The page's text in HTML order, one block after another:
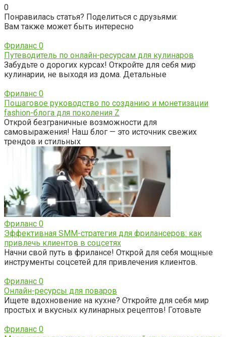
0
Понравилась статья? Поделиться с друзьями:
Вам также может быть интересно
Фриланс 0
Путеводитель по онлайн-ресурсам для кулинаров
Забудьте о дорогих курсах! Откройте для себя мир
кулинарии, не выходя из дома. Детальные
Фриланс 0
Пошаговое руководство по созданию и монетизации
fashion-блога для поколения Z
Открой безграничные возможности для
самовыражения! Наш блог — это источник свежих
трендов и стильных
Фриланс 0
Эффективная SMM-стратегия для фрилансеров: как
привлечь клиентов в соцсетях
Начни свой путь в фрилансе! Открой для себя мощные
инструменты соцсетей для привлечения клиентов.
Фриланс 0
Онлайн-ресурсы для поваров
Ищете вдохновение на кухне? Откройте для себя мир
простых и вкусных кулинарных рецептов! Готовьте
Фриланс 0